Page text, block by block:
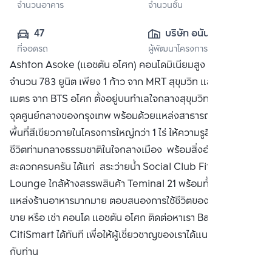
จำนวนอาคาร จำนวนชั้น
47
ที่จอดรถ
บริษัท อนันดา ดี
เวลลอปเมนท์ จำกัด
(มหาชน)
ผู้พัฒนาโครงการ
Ashton Asoke (แอชตัน อโศก) คอนโดมิเนียมสูง 50 ชั้น
จำนวน 783 ยูนิต เพียง 1 ก้าว จาก MRT สุขุมวิท และเพียง 230
เมตร จาก BTS อโศก ตั้งอยู่บนทำเลใจกลางสุขุมวิท
จุดศูนย์กลางของกรุงเทพ พร้อมด้วยแหล่งสาธารณูปโภค พร้อม
พื้นที่สีเขียวภายในโครงการใหญ่กว่า 1 ไร่ ให้ความรูสึกเหมือนใช้
ชีวิตท่ามกลางธรรมชาติในใจกลางเมือง พร้อมสิ่งอำนวยความ
สะดวกครบครัน ได้แก่ สระว่ายน้ำ Social Club Fitness Sky
Lounge ใกล้ห้างสรรพสินค้า Teminal 21 พร้อมทั้งเป็นที่รวม
แหล่งร้านอาหารมากมาย ตอบสนองการใช้ชีวิตของคนเมือง ซื้อ
ขาย หรือ เช่า คอนโด แอชตัน อโศก ติดต่อหาเรา Bangkok
CitiSmart ได้ทันที เพื่อให้ผู้เชี่ยวชาญของเราได้แนะนำคอนโดให้
กับท่าน